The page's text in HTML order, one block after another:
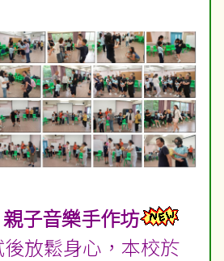
親子音樂手作坊
放鬆身心，本校於